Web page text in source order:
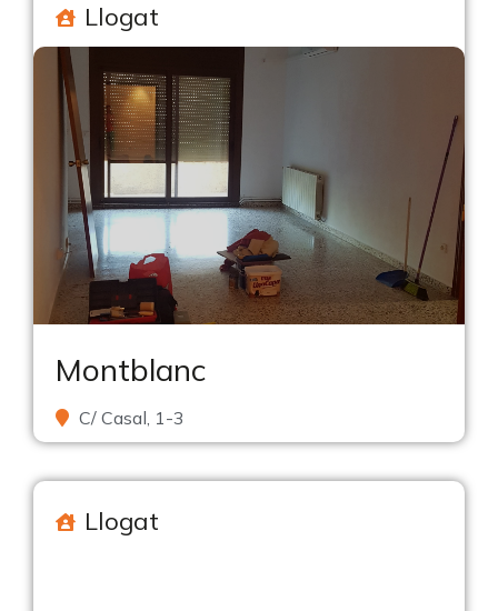
Llogat
Montblanc
C/ Casal, 1-3
Llogat